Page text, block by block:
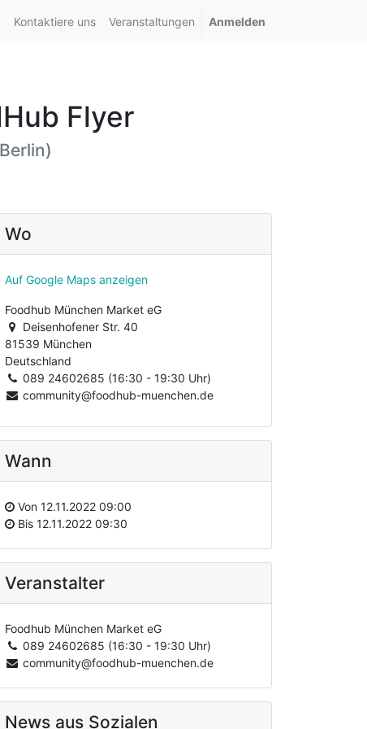
Kontaktiere uns Veranstaltungen Anmelden
Flyer
)
Wo
Auf Google Maps anzeigen
Foodhub München Market eG
Deisenhofener Str. 40
81539 München
Deutschland
089 24602685 (16:30 - 19:30 Uhr)
community@foodhub-muenchen.de
Wann
Von 12.11.2022 09:00
Bis 12.11.2022 09:30
Veranstalter
Foodhub München Market eG
089 24602685 (16:30 - 19:30 Uhr)
community@foodhub-muenchen.de
News aus Sozialen